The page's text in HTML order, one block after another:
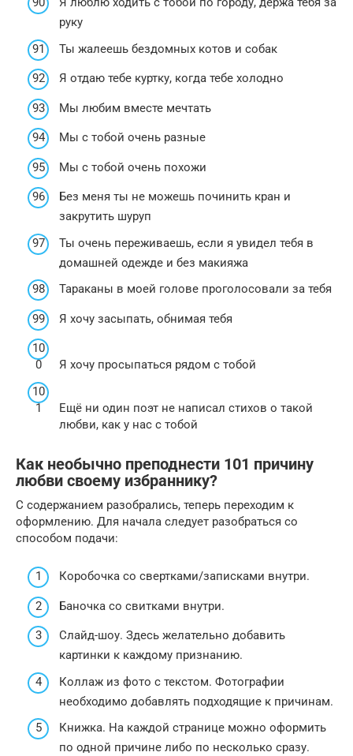
руку
Ты жалеешь бездомных котов и собак
Я отдаю тебе куртку, когда тебе холодно
Мы любим вместе мечтать
Мы с тобой очень разные
Мы с тобой очень похожи
Без меня ты не можешь починить кран и
закрутить шуруп
Ты очень переживаешь, если я увидел тебя в
домашней одежде и без макияжа
Тараканы в моей голове проголосовали за тебя
Я хочу засыпать, обнимая тебя
Я хочу просыпаться рядом с тобой
Ещё ни один поэт не написал стихов о такой
любви, как у нас с тобой
Как необычно преподнести 101 причину
любви своему избраннику?
С содержанием разобрались, теперь переходим к
оформлению. Для начала следует разобраться со
способом подачи:
Коробочка со свертками/записками внутри.
Баночка со свитками внутри.
Слайд-шоу. Здесь желательно добавить
картинки к каждому признанию.
Коллаж из фото с текстом. Фотографии
необходимо добавлять подходящие к причинам.
Книжка. На каждой странице можно оформить
по одной причине либо по несколько сразу.